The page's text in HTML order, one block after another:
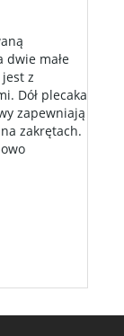
małe
jest z
Dół plecaka
zapewniają
zakrętach.